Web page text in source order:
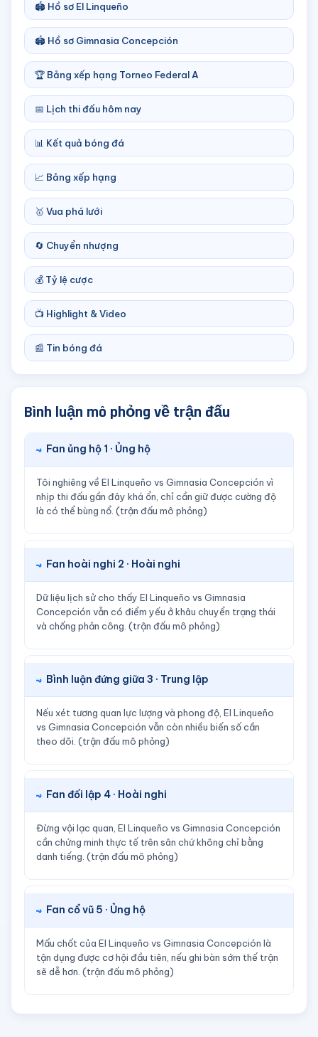
🏟️ Hồ sơ El Linqueño
🏟️ Hồ sơ Gimnasia Concepción
🏆 Bảng xếp hạng Torneo Federal A
📅 Lịch thi đấu hôm nay
📊 Kết quả bóng đá
📈 Bảng xếp hạng
🥇 Vua phá lưới
🔄 Chuyển nhượng
💰 Tỷ lệ cược
📺 Highlight & Video
📰 Tin bóng đá
Bình luận mô phỏng về trận đấu
Fan ủng hộ 1 · Ủng hộ
Tôi nghiêng về El Linqueño vs Gimnasia Concepción vì
nhịp thi đấu gần đây khá ổn, chỉ cần giữ được cường độ
là có thể bùng nổ. (trận đấu mô phỏng)
Fan hoài nghi 2 · Hoài nghi
Dữ liệu lịch sử cho thấy El Linqueño vs Gimnasia
Concepción vẫn có điểm yếu ở khâu chuyển trạng thái
và chống phản công. (trận đấu mô phỏng)
Bình luận đứng giữa 3 · Trung lập
Nếu xét tương quan lực lượng và phong độ, El Linqueño
vs Gimnasia Concepción vẫn còn nhiều biến số cần
theo dõi. (trận đấu mô phỏng)
Fan đối lập 4 · Hoài nghi
Đừng vội lạc quan, El Linqueño vs Gimnasia Concepción
cần chứng minh thực tế trên sân chứ không chỉ bằng
danh tiếng. (trận đấu mô phỏng)
Fan cổ vũ 5 · Ủng hộ
Mấu chốt của El Linqueño vs Gimnasia Concepción là
tận dụng được cơ hội đầu tiên, nếu ghi bàn sớm thế trận
sẽ dễ hơn. (trận đấu mô phỏng)